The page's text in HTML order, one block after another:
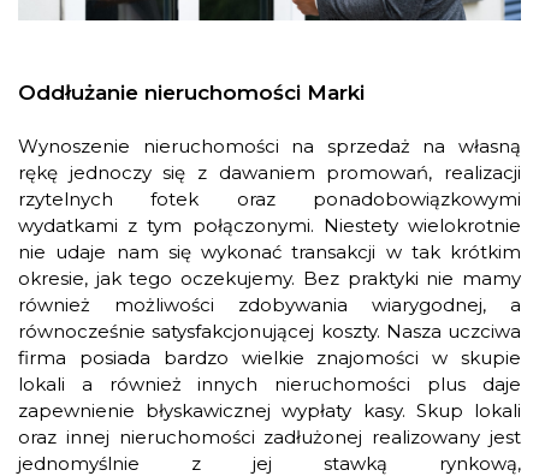
Oddłużanie nieruchomości Marki
Wynoszenie nieruchomości na sprzedaż na własną
rękę jednoczy się z dawaniem promowań, realizacji
rzytelnych fotek oraz ponadobowiązkowymi
wydatkami z tym połączonymi. Niestety wielokrotnie
nie udaje nam się wykonać transakcji w tak krótkim
okresie, jak tego oczekujemy. Bez praktyki nie mamy
również możliwości zdobywania wiarygodnej, a
równocześnie satysfakcjonującej koszty. Nasza uczciwa
firma posiada bardzo wielkie znajomości w skupie
lokali a również innych nieruchomości plus daje
zapewnienie błyskawicznej wypłaty kasy. Skup lokali
oraz innej nieruchomości zadłużonej realizowany jest
jednomyślnie z jej stawką rynkową,